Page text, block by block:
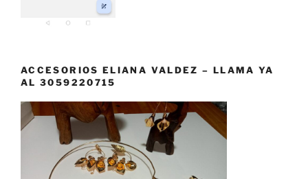
ACCESORIOS ELIANA VALDEZ – LLAMA YA
AL 3059220715